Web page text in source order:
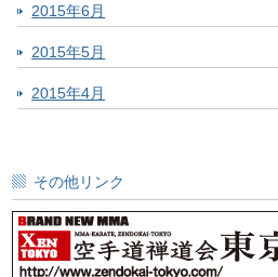
2015年6月
2015年5月
2015年4月
その他リンク